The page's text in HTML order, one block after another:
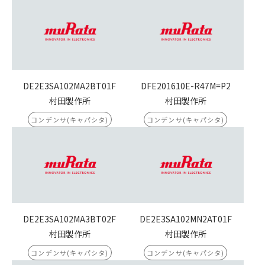
DE2E3SA102MA2BT01F
村田製作所
コンデンサ(キャパシタ)
DFE201610E-R47M=P2
村田製作所
コンデンサ(キャパシタ)
DE2E3SA102MA3BT02F
村田製作所
コンデンサ(キャパシタ)
DE2E3SA102MN2AT01F
村田製作所
コンデンサ(キャパシタ)